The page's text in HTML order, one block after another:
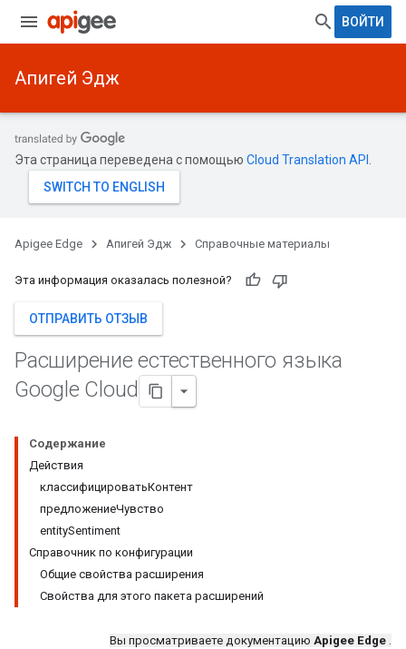
ВОЙТИ
Апигей Эдж
Эта страница переведена с помощью Cloud Translation API
Apigee Edge Апигей Эдж Справочные материалы
Эта информация оказалась полезной?
ОТПРАВИТЬ ОТЗЫВ
Расширение естественного языка
Google Cloud
Содержание
Действия
классифицироватьКонтент
предложениеЧувство
entitySentiment
Справочник по конфигурации
Общие свойства расширения
Свойства для этого пакета расширений
Вы просматриваете документацию Apigee Edge .